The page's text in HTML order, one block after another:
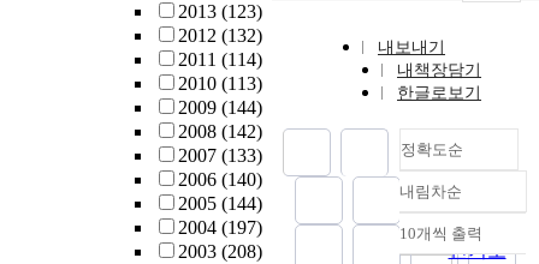
2013 (123)
2012 (132)
2011 (114)
2010 (113)
2009 (144)
2008 (142)
2007 (133)
2006 (140)
2005 (144)
2004 (197)
2003 (208)
내보내기
내책장담기
한글로보기
정확도순
정확도
순
인기도
내림차순
내림차순
10개씩 출력